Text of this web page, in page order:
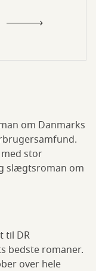
om Danmarks
stor
slægtsroman om
til DR
bedste romaner.
over hele